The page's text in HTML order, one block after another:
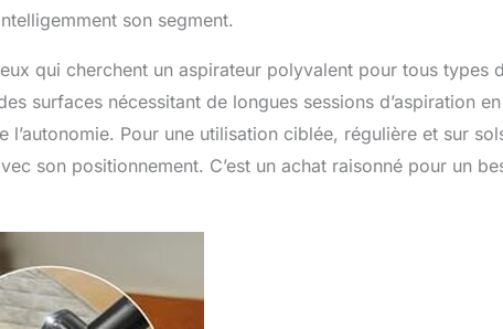
son segment.
qui cherchent un aspirateur polyvalent pour tous types
surfaces nécessitant de longues sessions d’aspiration en
Pour une utilisation ciblée, régulière et sur
son positionnement. C’est un achat raisonné pour un